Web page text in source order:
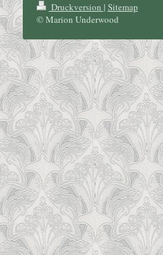
Druckversion | Sitemap
© Marion Underwood